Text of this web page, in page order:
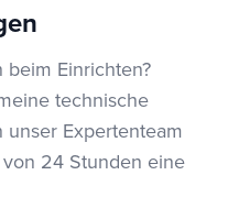
Einrichten?
technische
unser Expertenteam
24 Stunden eine